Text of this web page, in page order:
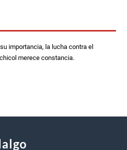
importancia, la lucha contra el
merece constancia.